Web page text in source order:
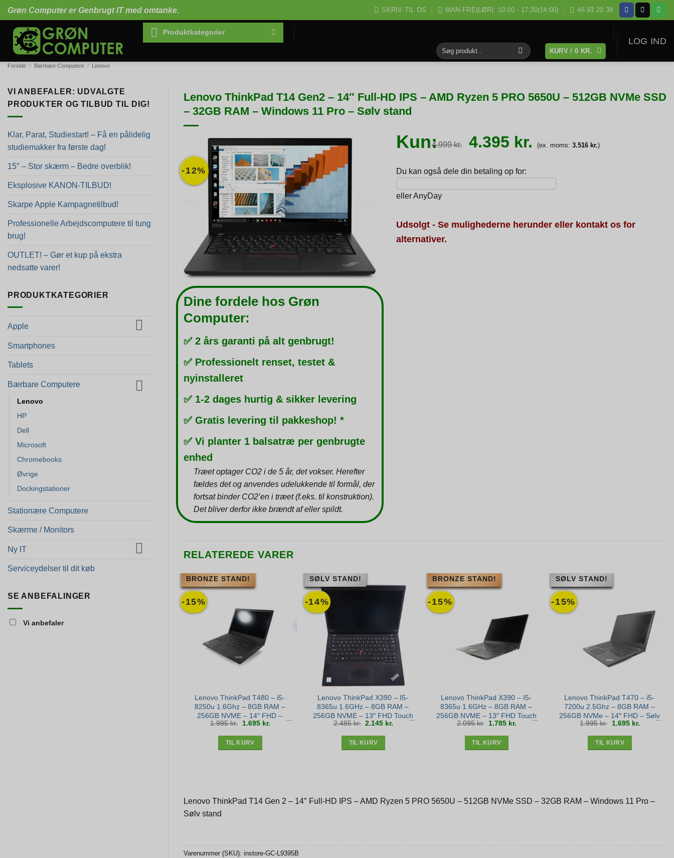
Fortsæt
til
indhold
Grøn Computer er Genbrugt IT med omtanke. SKRIV TIL OS MAN-FRE(LØR): 10:00 - 17:30(14:00) 46 93 20 39
Produktkategorier
Søg
efter:
KURV /0 KR.
LOG IND
Forside / Bærbare Computere / Lenovo
VI ANBEFALER: UDVALGTE
PRODUKTER OG TILBUD TIL DIG!
Klar, Parat, Studiestart! – Få en pålidelig
studiemakker fra første dag!
15″ – Stor skærm – Bedre overblik!
Eksplosive KANON-TILBUD!
Skarpe Apple Kampagnetilbud!
Professionelle Arbejdscomputere til tung
brug!
OUTLET! – Gør et kup på ekstra
nedsatte varer!
PRODUKTKATEGORIER
Apple
Smartphones
Tablets
Bærbare Computere
Lenovo
HP
Dell
Microsoft
Chromebooks
Øvrige
Dockingstationer
Stationære Computere
Skærme / Monitors
Ny IT
Serviceydelser til dit køb
SE ANBEFALINGER
Vi anbefaler
Lenovo ThinkPad T14 Gen2 – 14″ Full-HD IPS – AMD Ryzen 5 PRO 5650U – 512GB NVMe SSD
– 32GB RAM – Windows 11 Pro – Sølv stand
-12%
Dine fordele hos Grøn
Computer:
✅ 2 års garanti på alt genbrugt!
✅ Professionelt renset, testet &
nyinstalleret
✅ 1-2 dages hurtig & sikker levering
✅ Gratis levering til pakkeshop! *
✅ Vi planter 1 balsatræ per genbrugte
enhed
Træet optager CO2 i de 5 år, det vokser. Herefter
fældes det og anvendes udelukkende til formål, der
fortsat binder CO2’en i træet (f.eks. til konstruktion).
Det bliver derfor ikke brændt af eller spildt.
Kun:4.999kr. Den
oprindelige
pris
4.999 kr..
4.395 kr. Den
aktuelle
pris
(ex. moms:3.516 kr.)
Du kan også dele din betaling op for:
ellerAnyDay
Udsolgt - Se mulighederne herunder eller kontakt os for
alternativer.
RELATEREDE VARER
-15%
BRONZE STAND!
Lenovo ThinkPad T480 – i5-
8250u 1.6Ghz – 8GB RAM –
256GB NVME – 14″ FHD –
Bronze stand
1.995kr. Den
oprindelige
pris
1.695 kr.aktuelle
pris
TIL KURV
-14%
SØLV STAND!
Lenovo ThinkPad X390 – I5-
8365u 1.6GHz – 8GB RAM –
256GB NVME – 13″ FHD Touch
– Win 11 – Sølv stand
2.485kr. Den
oprindelige
pris
2.145 kr.
TIL KURV
-15%
BRONZE STAND!
Lenovo ThinkPad X390 – I5-
8365u 1.6GHz – 8GB RAM –
256GB NVME – 13″ FHD Touch
– Win 11 – Bronze stand
2.095kr. Den
oprindelige
pris
1.785 kr.
TIL KURV
-15%
SØLV STAND!
Lenovo ThinkPad T470 – i5-
7200u 2.5Ghz – 8GB RAM –
256GB NVMe – 14″ FHD – Sølv
stand
1.995kr. Den
oprindelige
pris
1.695 kr.aktuelle
pris
TIL KURV
Lenovo ThinkPad T14 Gen 2 – 14″ Full-HD IPS – AMD Ryzen 5 PRO 5650U – 512GB NVMe SSD – 32GB RAM – Windows 11 Pro –
Sølv stand
Varenummer (SKU): instore-GC-L9395B